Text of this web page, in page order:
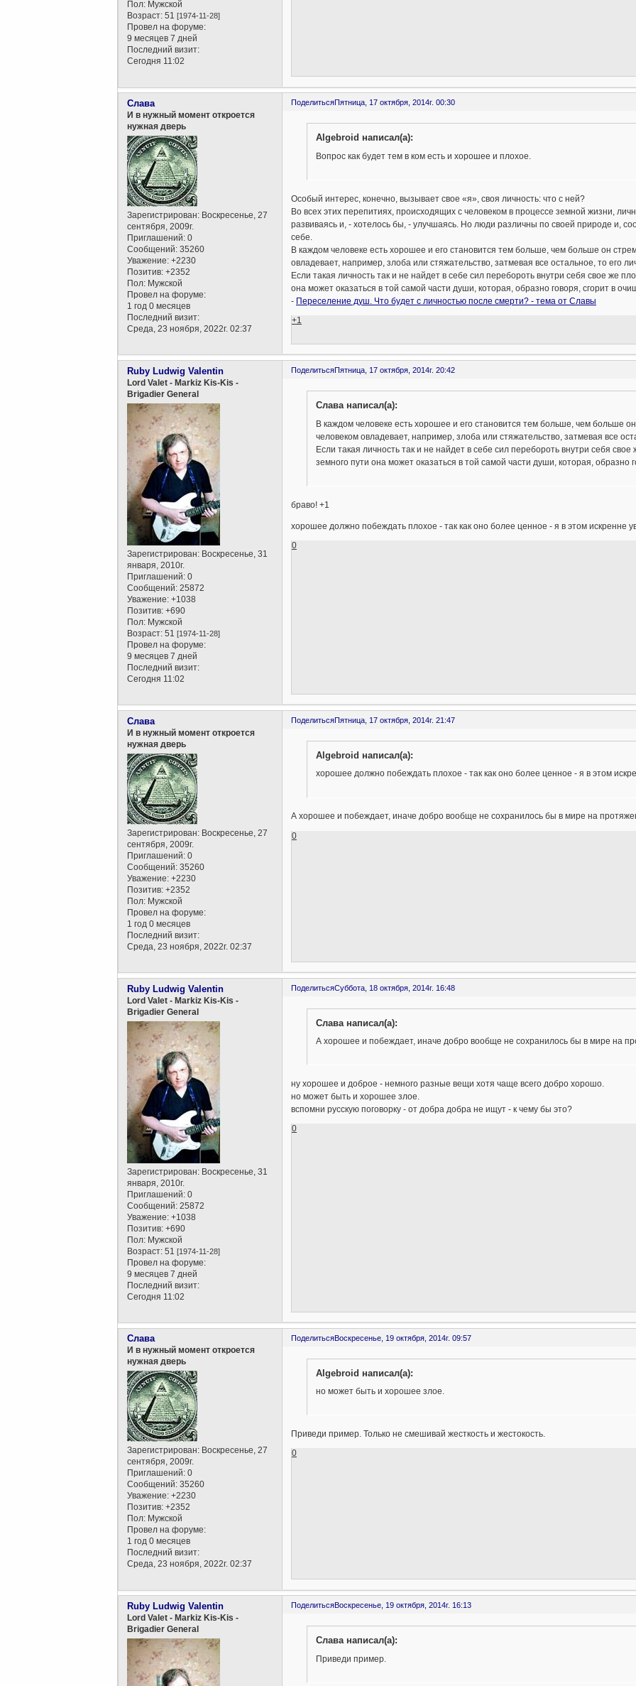
Пол: Мужской
Возраст: 51[1974-11-28]
Провел на форуме:
9 месяцев 7 дней
Последний визит:
Сегодня 11:02
ПоделитьсяПятница, 17 октября, 2014г. 00:30
Слава
И в нужный момент откроется
нужная дверь
Зарегистрирован: Воскресенье, 27
сентября, 2009г.
Приглашений: 0
Сообщений: 35260
Уважение: +2230
Позитив: +2352
Пол: Мужской
Провел на форуме:
1 год 0 месяцев
Последний визит:
Среда, 23 ноября, 2022г. 02:37
Algebroid написал(а):
Вопрос как будет тем в ком есть и хорошее и плохое.
Особый интерес, конечно, вызывает свое «я», своя личность: что с ней?
Во всех этих перепитиях, происходящих с человеком в процессе земной жизни,
развиваясь и, - хотелось бы, - улучшаясь. Но люди различны по своей природе и,
себе.
В каждом человеке есть хорошее и его становится тем больше, чем больше он
овладевает, например, злоба или стяжательство, затмевая все остальное, то его
Если такая личность так и не найдет в себе сил перебороть внутри себя свое же
она может оказаться в той самой части души, которая, образно говоря, сгорит в
- Переселение душ. Что будет с личностью после смерти? - тема от Славы
+1
ПоделитьсяПятница, 17 октября, 2014г. 20:42
Ruby Ludwig Valentin
Lord Valet - Markiz Kis-Kis -
Brigadier General
Зарегистрирован: Воскресенье, 31
января, 2010г.
Приглашений: 0
Сообщений: 25872
Уважение: +1038
Позитив: +690
Пол: Мужской
Возраст: 51[1974-11-28]
Провел на форуме:
9 месяцев 7 дней
Последний визит:
Сегодня 11:02
Слава написал(а):
В каждом человеке есть хорошее и его становится тем больше, чем больше
человеком овладевает, например, злоба или стяжательство, затмевая все
Если такая личность так и не найдет в себе сил перебороть внутри себя
земного пути она может оказаться в той самой части души, которая, образно
браво! +1
хорошее должно побеждать плохое - так как оно более ценное - я в этом искренне
0
ПоделитьсяПятница, 17 октября, 2014г. 21:47
Слава
И в нужный момент откроется
нужная дверь
Зарегистрирован: Воскресенье, 27
сентября, 2009г.
Приглашений: 0
Сообщений: 35260
Уважение: +2230
Позитив: +2352
Пол: Мужской
Провел на форуме:
1 год 0 месяцев
Последний визит:
Среда, 23 ноября, 2022г. 02:37
Algebroid написал(а):
хорошее должно побеждать плохое - так как оно более ценное - я в этом
А хорошее и побеждает, иначе добро вообще не сохранилось бы в мире на
0
ПоделитьсяСуббота, 18 октября, 2014г. 16:48
Ruby Ludwig Valentin
Lord Valet - Markiz Kis-Kis -
Brigadier General
Зарегистрирован: Воскресенье, 31
января, 2010г.
Приглашений: 0
Сообщений: 25872
Уважение: +1038
Позитив: +690
Пол: Мужской
Возраст: 51[1974-11-28]
Провел на форуме:
9 месяцев 7 дней
Последний визит:
Сегодня 11:02
Слава написал(а):
А хорошее и побеждает, иначе добро вообще не сохранилось бы в мире на
ну хорошее и доброе - немного разные вещи хотя чаще всего добро хорошо.
но может быть и хорошее злое.
вспомни русскую поговорку - от добра добра не ищут - к чему бы это?
0
ПоделитьсяВоскресенье, 19 октября, 2014г. 09:57
Слава
И в нужный момент откроется
нужная дверь
Зарегистрирован: Воскресенье, 27
сентября, 2009г.
Приглашений: 0
Сообщений: 35260
Уважение: +2230
Позитив: +2352
Пол: Мужской
Провел на форуме:
1 год 0 месяцев
Последний визит:
Среда, 23 ноября, 2022г. 02:37
Algebroid написал(а):
но может быть и хорошее злое.
Приведи пример. Только не смешивай жесткость и жестокость.
0
ПоделитьсяВоскресенье, 19 октября, 2014г. 16:13
Ruby Ludwig Valentin
Lord Valet - Markiz Kis-Kis -
Brigadier General
Слава написал(а):
Приведи пример.